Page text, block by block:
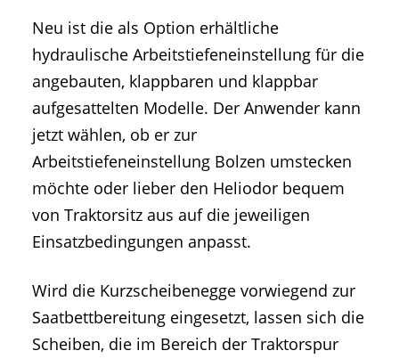
Neu ist die als Option erhältliche
hydraulische Arbeitstiefeneinstellung für die
angebauten, klappbaren und klappbar
aufgesattelten Modelle. Der Anwender kann
jetzt wählen, ob er zur
Arbeitstiefeneinstellung Bolzen umstecken
möchte oder lieber den Heliodor bequem
von Traktorsitz aus auf die jeweiligen
Einsatzbedingungen anpasst.
Wird die Kurzscheibenegge vorwiegend zur
Saatbettbereitung eingesetzt, lassen sich die
Scheiben, die im Bereich der Traktorspur